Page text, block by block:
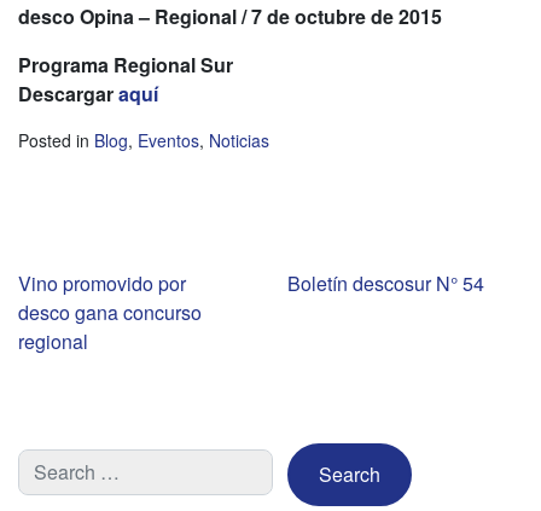
desco Opina – Regional / 7 de octubre de 2015
Programa Regional Sur
Descargaraquí
Posted in Blog, Eventos, Noticias
Navegación
de
Vino promovido por
desco gana concurso
regional
Boletín descosur N° 54